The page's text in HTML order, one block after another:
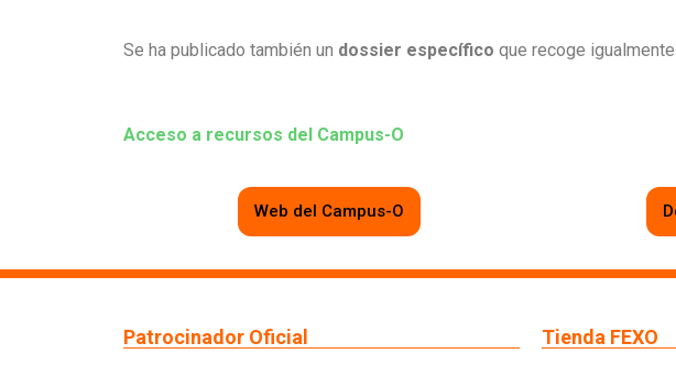
Se ha publicado también un dossier específico que recoge
Acceso a recursos del Campus-O
Web del Campus-O
Patrocinador Oficial Tienda FEXO